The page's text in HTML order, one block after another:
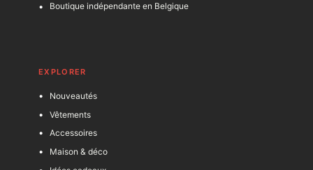
Boutique indépendante en Belgique
EXPLORER
Nouveautés
Vêtements
Accessoires
Maison & déco